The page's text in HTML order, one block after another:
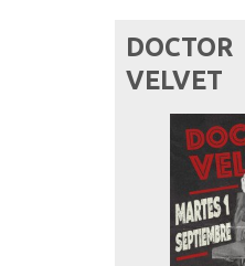
DOCTOR
VELVET